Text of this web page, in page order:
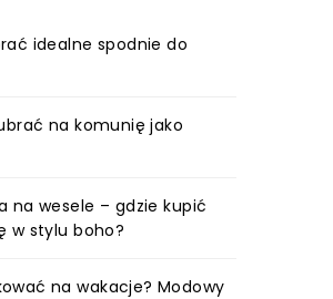
idealne spodnie do
na komunię jako
na wesele – gdzie kupić
w stylu boho?
na wakacje? Modowy